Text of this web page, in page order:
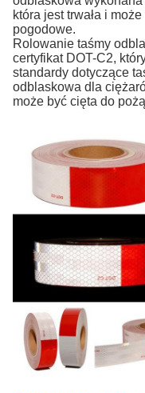
która jest trwała i
pogodowe.
Rolowanie taśmy
certyfikat DOT-C2,
standardy dotyczące
odblaskowa dla
może być cięta do